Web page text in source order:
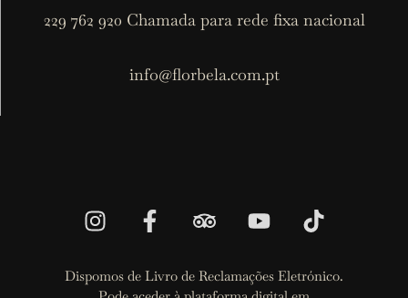
229 762 920 Chamada para rede fixa nacional
info@florbela.com.pt
Dispomos de Livro de Reclamações Eletrónico.